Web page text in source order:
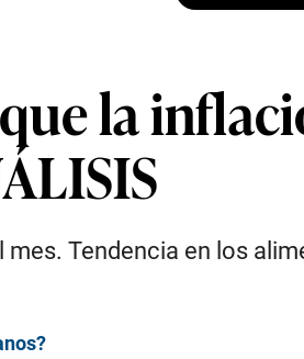
la
Tendencia en los